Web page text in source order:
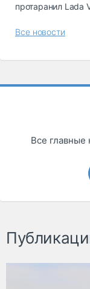
протаранил Lada
Все новости
Все главные